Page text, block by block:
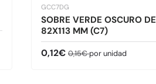
GCC7DG
SOBRE VERDE OSCURO DE
82X113 MM (C7)
Precio de venta
0,12€ Precio normal
0,15€por unidad